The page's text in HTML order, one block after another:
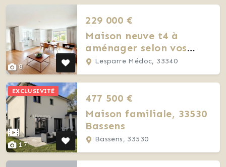
8
229 000 €
Maison neuve t4 à
aménager selon vos
gouts - Lesparre Médoc
Lesparre Médoc, 33340
17
EXCLUSIVITÉ
477 500 €
Maison familiale, 33530
Bassens
Bassens, 33530